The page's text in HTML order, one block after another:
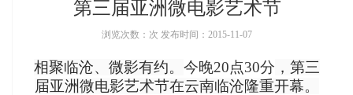
第三届亚洲微电影艺术节
浏览次数：次 发布时间：2015-11-07
相聚临沧、微影有约。 今晚20点30分 ，第三
届亚洲微电影艺术节在云南临沧隆重开幕。